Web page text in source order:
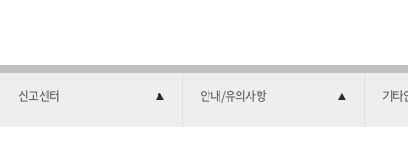
신고센터 안내/유의사항 기타